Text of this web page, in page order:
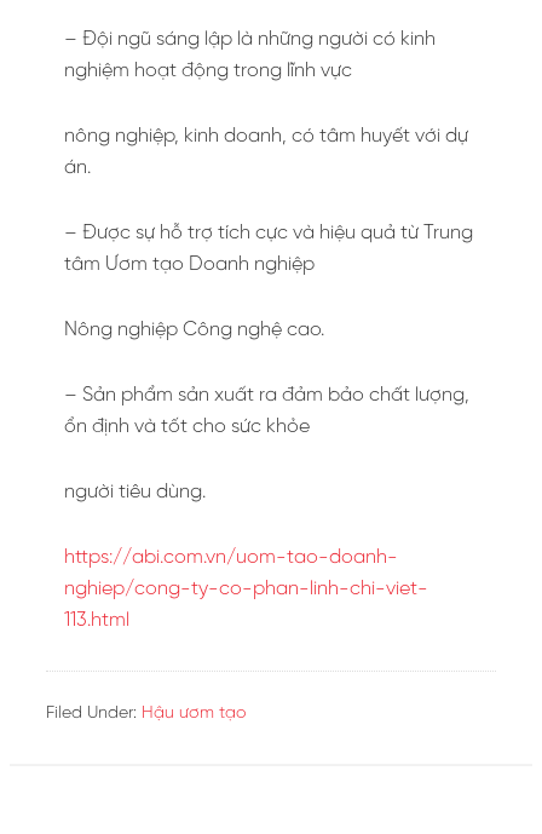
– Đội ngũ sáng lập là những người có kinh
nghiệm hoạt động trong lĩnh vực
nông nghiệp, kinh doanh, có tâm huyết với dự
án.
– Được sự hỗ trợ tích cực và hiệu quả từ Trung
tâm Ươm tạo Doanh nghiệp
Nông nghiệp Công nghệ cao.
– Sản phẩm sản xuất ra đảm bảo chất lượng,
ổn định và tốt cho sức khỏe
người tiêu dùng.
https://abi.com.vn/uom-tao-doanh-
nghiep/cong-ty-co-phan-linh-chi-viet-
113.html
Filed Under: Hậu ươm tạo